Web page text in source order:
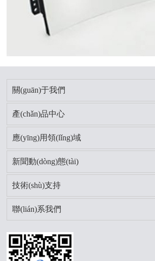
關(guān)于我們
產(chǎn)品中心
應(yīng)用領(lǐng)域
新聞動(dòng)態(tài)
技術(shù)支持
聯(lián)系我們